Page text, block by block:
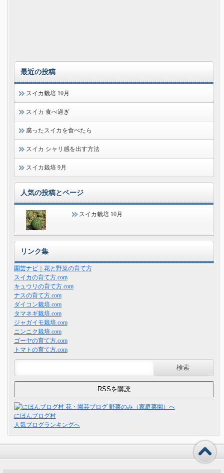
最近の投稿
スイカ栽培 10月
スイカ 食べ過ぎ
腐ったスイカを食べたら
スイカ シャリ感を出す方法
スイカ栽培 9月
人気の投稿とページ
スイカ栽培 10月
リンク集
園芸ナビ｜花と野菜の育て方
スイカの育て方.com
キュウリの育て方.com
ナスの育て方.com
ダイコン栽培.com
タマネギ栽培.com
ジャガイモ栽培.com
ニンニク栽培.com
ゴーヤの育て方.com
トマトの育て方.com
にほんブログ村
人気ブログランキングへ